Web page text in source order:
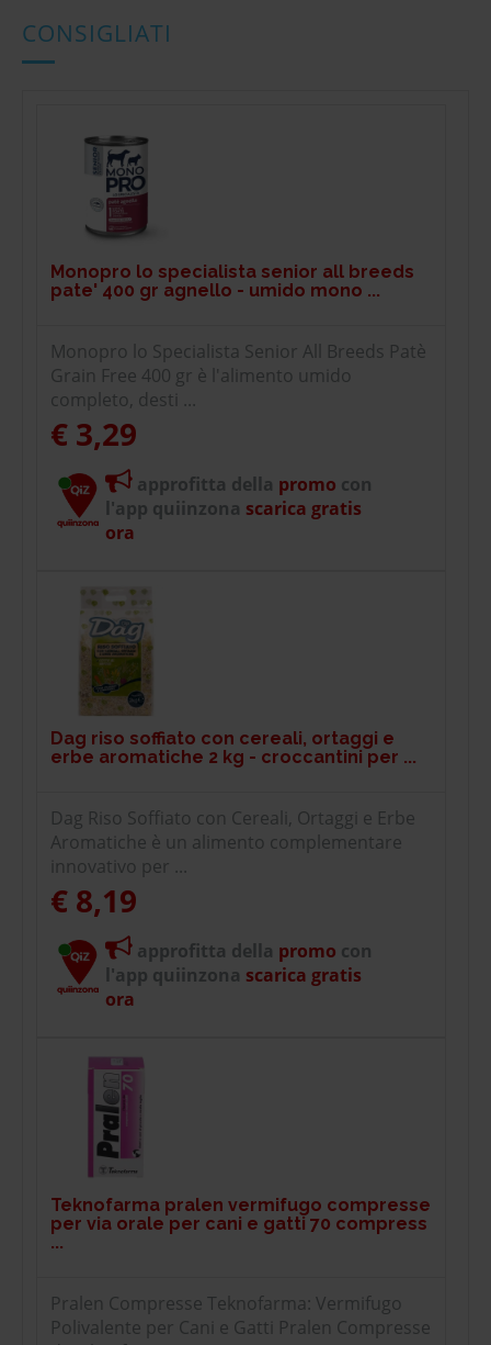
CONSIGLIATI
Monopro lo specialista senior all breeds
pate' 400 gr agnello - umido mono ...
Monopro lo Specialista Senior All Breeds Patè
Grain Free 400 gr è l'alimento umido
completo, desti ...
€ 3,29
approfitta della promo con
l'app quiinzona scarica gratis
ora
Dag riso soffiato con cereali, ortaggi e
erbe aromatiche 2 kg - croccantini per ...
Dag Riso Soffiato con Cereali, Ortaggi e Erbe
Aromatiche è un alimento complementare
innovativo per ...
€ 8,19
approfitta della promo con
l'app quiinzona scarica gratis
ora
Teknofarma pralen vermifugo compresse
per via orale per cani e gatti 70 compress
...
Pralen Compresse Teknofarma: Vermifugo
Polivalente per Cani e Gatti Pralen Compresse